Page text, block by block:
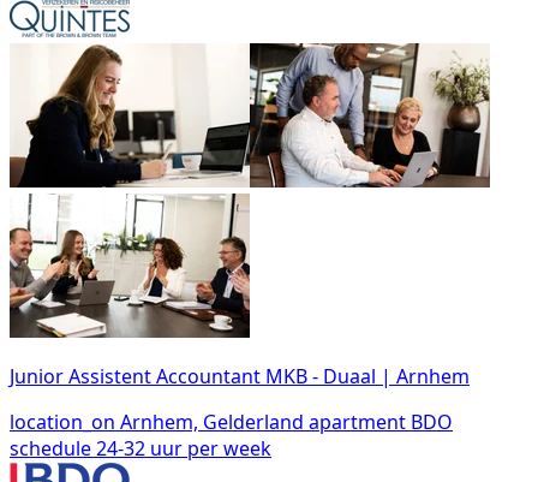
Junior Assistent Accountant MKB - Duaal | Arnhem
location_on Arnhem, Gelderland apartment BDO
schedule24-32 uur per week